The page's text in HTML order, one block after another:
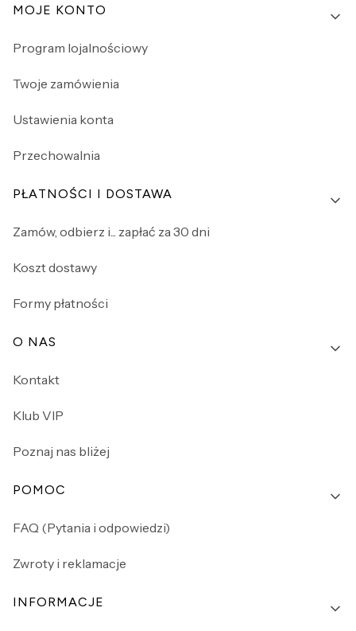
Linki w stopce
MOJE KONTO
Program lojalnościowy
Twoje zamówienia
Ustawienia konta
Przechowalnia
PŁATNOŚCI I DOSTAWA
Zamów, odbierz i... zapłać za 30 dni
Koszt dostawy
Formy płatności
O NAS
Kontakt
Klub VIP
Poznaj nas bliżej
POMOC
FAQ (Pytania i odpowiedzi)
Zwroty i reklamacje
INFORMACJE